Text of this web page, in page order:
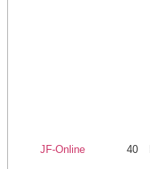
JF-Online 40